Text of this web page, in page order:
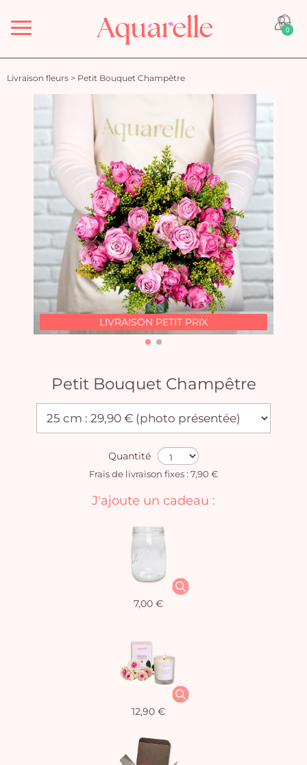
Menu 0
Livraison fleurs > Petit Bouquet Champêtre
LIVRAISON PETIT PRIX
Petit Bouquet Champêtre
Quantité
Frais de livraison fixes : 7,90 €
J'ajoute un cadeau :
7,00 €
12,90 €